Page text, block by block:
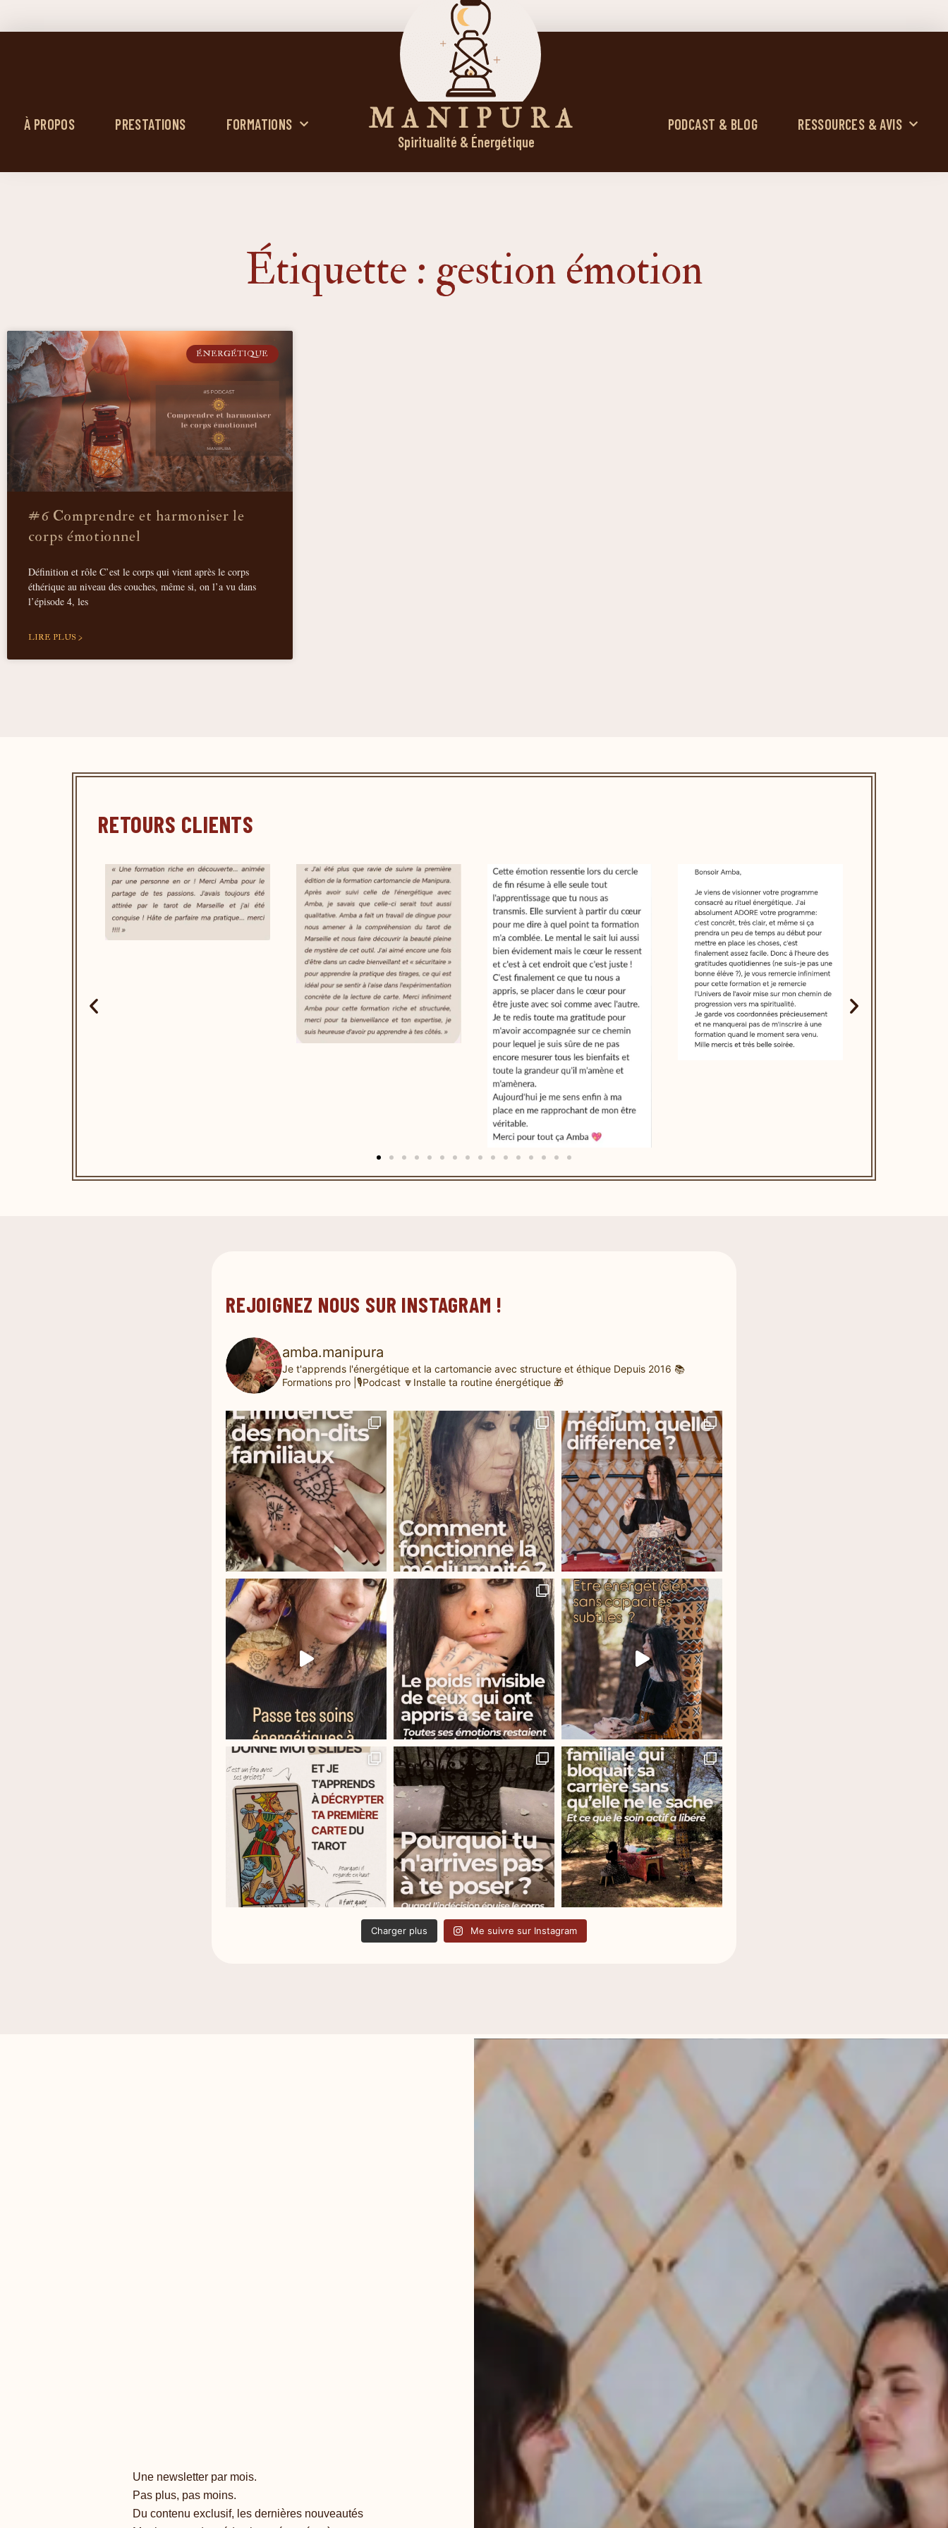
À PROPOS PRESTATIONS FORMATIONS M A N I P U R A PODCAST & BLOG
RESSOURCES & AVIS
Spiritualité & Énergétique
Étiquette : gestion émotion
ÉNERGÉTIQUE
#6 Comprendre et harmoniser le
corps émotionnel
Définition et rôle C’est le corps qui vient après le corps
éthérique au niveau des couches, même si, on l’a vu dans
l’épisode 4, les
LIRE PLUS >
RETOURS CLIENTS
REJOIGNEZ NOUS SUR INSTAGRAM !
amba.manipura
Je t'apprends l'énergétique et la cartomancie avec structure et éthique Depuis 2016 📚
Formations pro |🎙️Podcast 🔽Installe ta routine énergétique 🎁
Charger plus Me suivre sur Instagram
Une newsletter par mois.
Pas plus, pas moins.
Du contenu exclusif, les dernières nouveautés